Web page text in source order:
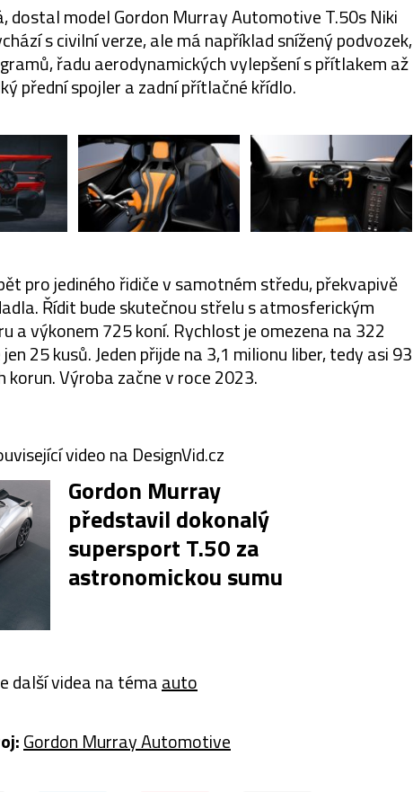
dostal model Gordon Murray Automotive T.50s Niki
s civilní verze, ale má například snížený podvozek,
řadu aerodynamických vylepšení s přítlakem až
přední spojler a zadní přítlačné křídlo.
pro jediného řidiče v samotném středu, překvapivě
Řídit bude skutečnou střelu s atmosferickým
a výkonem 725 koní. Rychlost je omezena na 322
25 kusů. Jeden přijde na 3,1 milionu liber, tedy asi 93
korun. Výroba začne v roce 2023.
video na DesignVid.cz
Gordon Murray
představil dokonalý
supersport T.50 za
astronomickou sumu
další videa na témaauto
Gordon Murray Automotive